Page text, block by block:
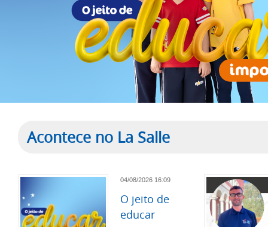
Acontece no La Salle
04/08/2026 16:09
O jeito de
educar